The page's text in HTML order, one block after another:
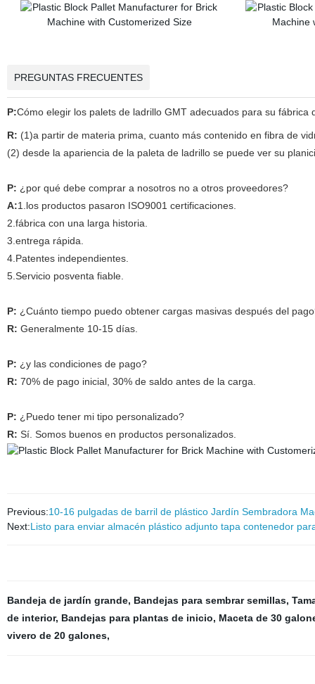
PREGUNTAS FRECUENTES
P:Cómo elegir los palets de ladrillo GMT adecuados para su fábrica
R: (1)a partir de materia prima, cuanto más contenido en fibra de
(2) desde la apariencia de la paleta de ladrillo se puede ver su
P: ¿por qué debe comprar a nosotros no a otros proveedores?
A:1.los productos pasaron ISO9001 certificaciones.
2.fábrica con una larga historia.
3.entrega rápida.
4.Patentes independientes.
5.Servicio posventa fiable.
P: ¿Cuánto tiempo puedo obtener cargas masivas después del
R: Generalmente 10-15 días.
P: ¿y las condiciones de pago?
R: 70% de pago inicial, 30% de saldo antes de la carga.
P: ¿Puedo tener mi tipo personalizado?
R: Sí. Somos buenos en productos personalizados.
Previous:10-16 pulgadas de barril de plástico Jardín Sembradora
Next:Listo para enviar almacén plástico adjunto tapa contenedor
Bandeja de jardín grande, Bandejas para sembrar semillas,
de interior, Bandejas para plantas de inicio, Maceta de 30
vivero de 20 galones,